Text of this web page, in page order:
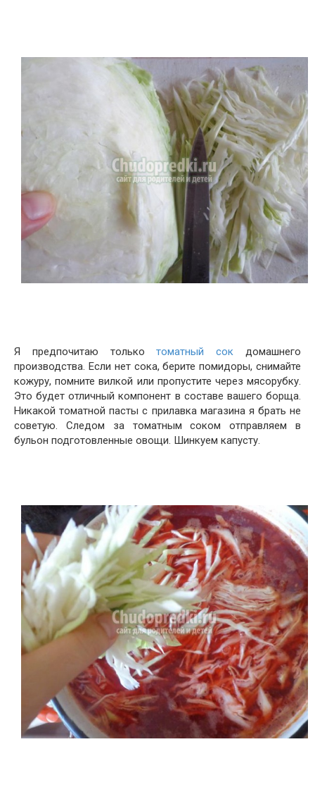
Я предпочитаю толькотоматный сок домашнего
производства. Если нет сока, берите помидоры, снимайте
кожуру, помните вилкой или пропустите через мясорубку.
Это будет отличный компонент в составе вашего борща.
Никакой томатной пасты с прилавка магазина я брать не
советую. Следом за томатным соком отправляем в
бульон подготовленные овощи. Шинкуем капусту.